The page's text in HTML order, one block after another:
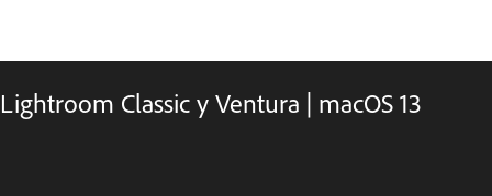
Lightroom Classic y Ventura | macOS 13